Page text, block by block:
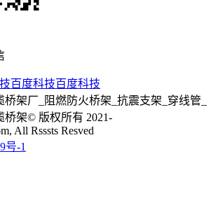
百度科技百度科技
架厂_阻燃防火桥架_抗震支架_穿线管_
桥架© 版权所有 2021-
All Rsssts Resved
号-1